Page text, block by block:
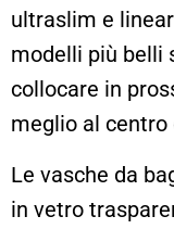
ultraslim e
modelli più belli
collocare in
meglio al centro
Le vasche da
in vetro